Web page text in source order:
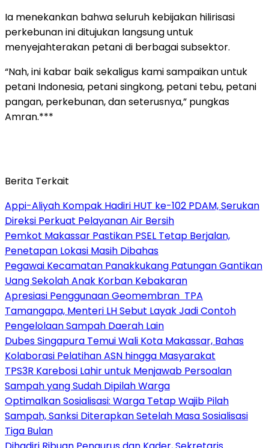
Ia menekankan bahwa seluruh kebijakan hilirisasi
perkebunan ini ditujukan langsung untuk
menyejahterakan petani di berbagai subsektor.
“Nah, ini kabar baik sekaligus kami sampaikan untuk
petani Indonesia, petani singkong, petani tebu, petani
pangan, perkebunan, dan seterusnya,” pungkas
Amran.***
Berita Terkait
Appi-Aliyah Kompak Hadiri HUT ke-102 PDAM, Serukan
Direksi Perkuat Pelayanan Air Bersih
Pemkot Makassar Pastikan PSEL Tetap Berjalan,
Penetapan Lokasi Masih Dibahas
Pegawai Kecamatan Panakkukang Patungan Gantikan
Uang Sekolah Anak Korban Kebakaran
Apresiasi Penggunaan Geomembran TPA
Tamangapa, Menteri LH Sebut Layak Jadi Contoh
Pengelolaan Sampah Daerah Lain
Dubes Singapura Temui Wali Kota Makassar, Bahas
Kolaborasi Pelatihan ASN hingga Masyarakat
TPS3R Karebosi Lahir untuk Menjawab Persoalan
Sampah yang Sudah Dipilah Warga
Optimalkan Sosialisasi: Warga Tetap Wajib Pilah
Sampah, Sanksi Diterapkan Setelah Masa Sosialisasi
Tiga Bulan